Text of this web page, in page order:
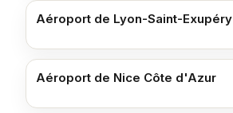
Aéroport de Lyon-Saint-Exupéry
Aéroport de Nice Côte d'Azur